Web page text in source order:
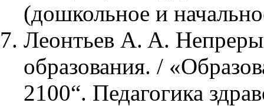
(дошкольное и
Леонтьев А. А.
образования. /
2100“. Педагогика